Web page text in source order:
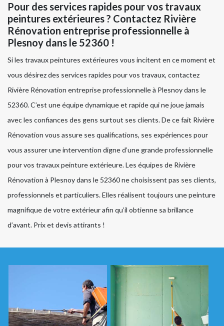
Pour des services rapides pour vos travaux
peintures extérieures ? Contactez Rivière
Rénovation entreprise professionnelle à
Plesnoy dans le 52360 !
Si les travaux peintures extérieures vous incitent en ce moment et
vous désirez des services rapides pour vos travaux, contactez
Rivière Rénovation entreprise professionnelle à Plesnoy dans le
52360. C’est une équipe dynamique et rapide qui ne joue jamais
avec les confiances des gens surtout ses clients. De ce fait Rivière
Rénovation vous assure ses qualifications, ses expériences pour
vous assurer une intervention digne d’une grande professionnelle
pour vos travaux peinture extérieure. Les équipes de Rivière
Rénovation à Plesnoy dans le 52360 ne choisissent pas ses clients,
professionnels et particuliers. Elles réalisent toujours une peinture
magnifique de votre extérieur afin qu’il obtienne sa brillance
d’avant. Prix et devis attirants !